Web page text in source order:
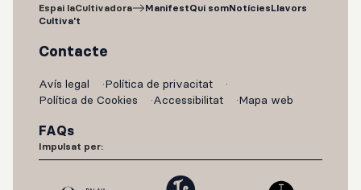
Espai laCultivadora ManifestQui somNotíciesLlavors
Cultiva't
Contacte
Avís legal
Política de privacitat
Política de Cookies
Accessibilitat Mapa web
FAQs
Impulsat per: